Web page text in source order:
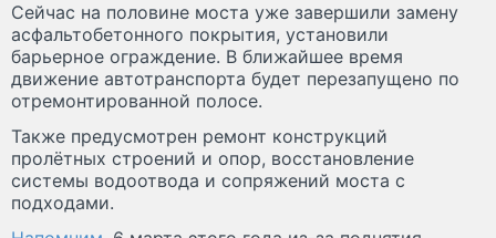
Сейчас на половине моста уже завершили замену
асфальтобетонного покрытия, установили
барьерное ограждение. В ближайшее время
движение автотранспорта будет перезапущено по
отремонтированной полосе.
Также предусмотрен ремонт конструкций
пролётных строений и опор, восстановление
системы водоотвода и сопряжений моста с
подходами.